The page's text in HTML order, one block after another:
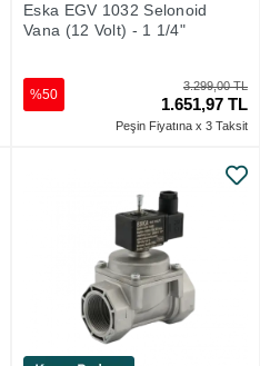
Eska EGV 1032 Selonoid
Vana (12 Volt) - 1 1/4"
3.299,00 TL
1.651,97 TL
%50
Peşin Fiyatına x 3 Taksit